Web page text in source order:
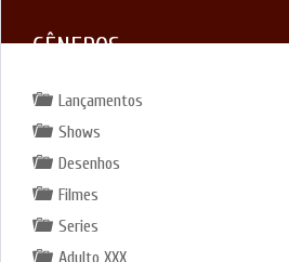
GÊNEROS
Lançamentos
Shows
Desenhos
Filmes
Series
Adulto XXX